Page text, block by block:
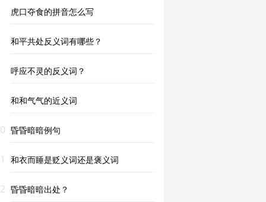
虎口夺食的拼音怎么写
和平共处反义词有哪些？
呼应不灵的反义词？
和和气气的近义词
昏昏暗暗例句
和衣而睡是贬义词还是褒义词
昏昏暗暗出处？